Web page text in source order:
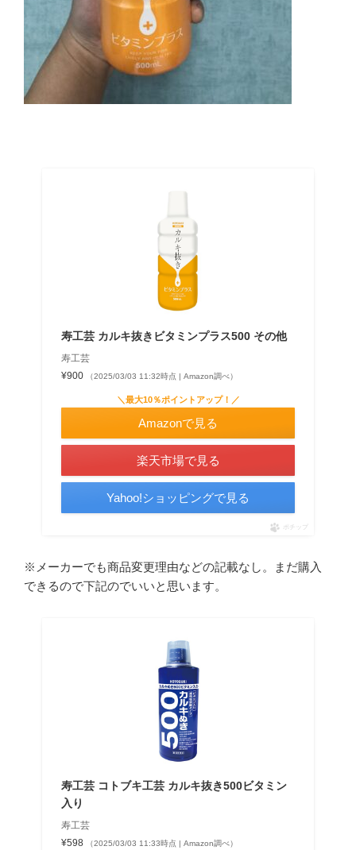
寿工芸 カルキ抜きビタミンプラス500 その他
寿工芸
¥900
（2025/03/03 11:32時点 | Amazon調べ）
＼最大10％ポイントアップ！／
Amazonで見る
楽天市場で見る
Yahoo!ショッピングで見る
ポチップ
※メーカーでも商品変更理由などの記載なし。まだ購入
できるので下記のでいいと思います。
寿工芸 コトブキ工芸 カルキ抜き500ビタミン
入り
寿工芸
¥598
（2025/03/03 11:33時点 | Amazon調べ）